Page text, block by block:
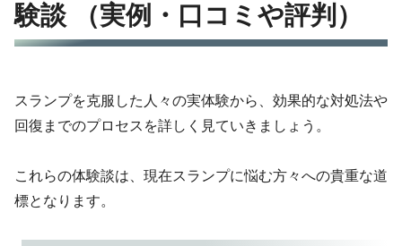
験談 （実例・口コミや評判）
スランプを克服した人々の実体験から、効果的な対処法や
回復までのプロセスを詳しく見ていきましょう。
これらの体験談は、現在スランプに悩む方々への貴重な道
標となります。